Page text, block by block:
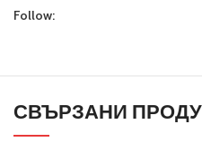
Follow:
СВЪРЗАНИ